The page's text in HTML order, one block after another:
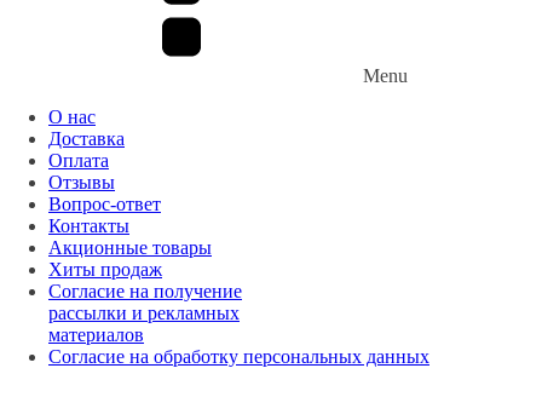
Menu
О нас
Доставка
Оплата
Отзывы
Вопрос-ответ
Контакты
Акционные товары
Хиты продаж
Согласие на получение
рассылки и рекламных
материалов
Согласие на обработку персональных данных